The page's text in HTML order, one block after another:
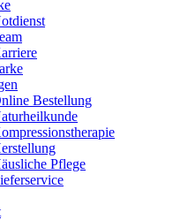
Bestellung
Pflege